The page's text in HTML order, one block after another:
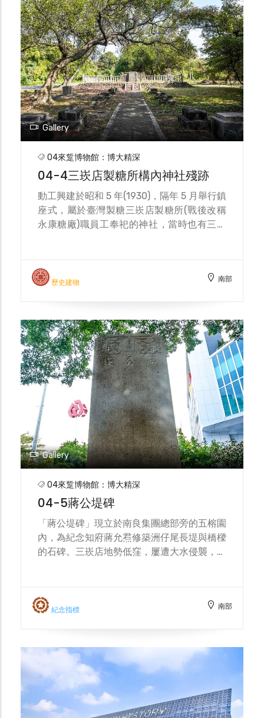
方法能提供辨識聚落空間的時代分期。
Gallery
04來踅博物館：博大精深
04-4三崁店製糖所構內神社殘跡
動工興建於昭和 5 年(1930)，隔年 5 月舉行鎮
座式，屬於臺灣製糖三崁店製糖所(戰後改稱
永康糖廠)職員工奉祀的神社，當時也有三崁
為今日所見。晚近，臺糖公司一度決議與建商
合作開發此區域，但由於區域內發現諸羅樹蛙
能全數保存下來，不過三崁店神社在 2007 年
臺南縣政府指定為暫定古蹟，而獲得保護，並
於 2009 年正式公告為縣定古蹟，縣市合併後
改為直轄市定古蹟。
歷史建物 南部
Gallery
04來踅博物館：博大精深
04-5蔣公堤碑
「蔣公堤碑」現立於南良集團總部旁的五榕園
內，為紀念知府蔣允焄修築洲仔尾長堤與橋樑
的石碑。三崁店地勢低窪，屢遭大水侵襲，府
「蔣公堤」，其中特別強調該堤媲美杭州西湖
的必經之處，亦反映了從座落城外的三崁店的
角色，日治以後有水利之便而作為糖廠等，以
至於今日所乘載的歷史深度與空間意義。
紀念指標 南部